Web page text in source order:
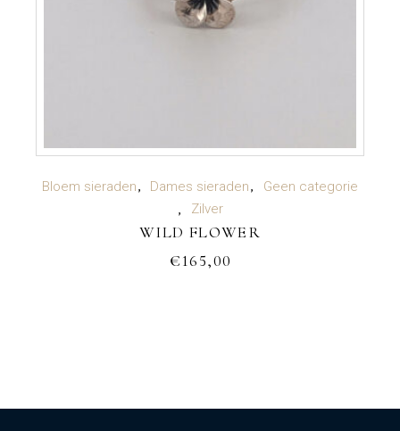
TOEVOEGEN AAN WINKELWAGEN
Bloem sieraden Dames sieraden
Geen categorie
Zilver
WILD FLOWER
€165,00